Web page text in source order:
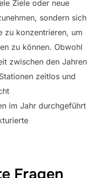
Ziele oder neue
sondern sich
zu konzentrieren, um
zu können. Obwohl
zwischen den Jahren
zeitlos und
im Jahr durchgeführt
Fragen